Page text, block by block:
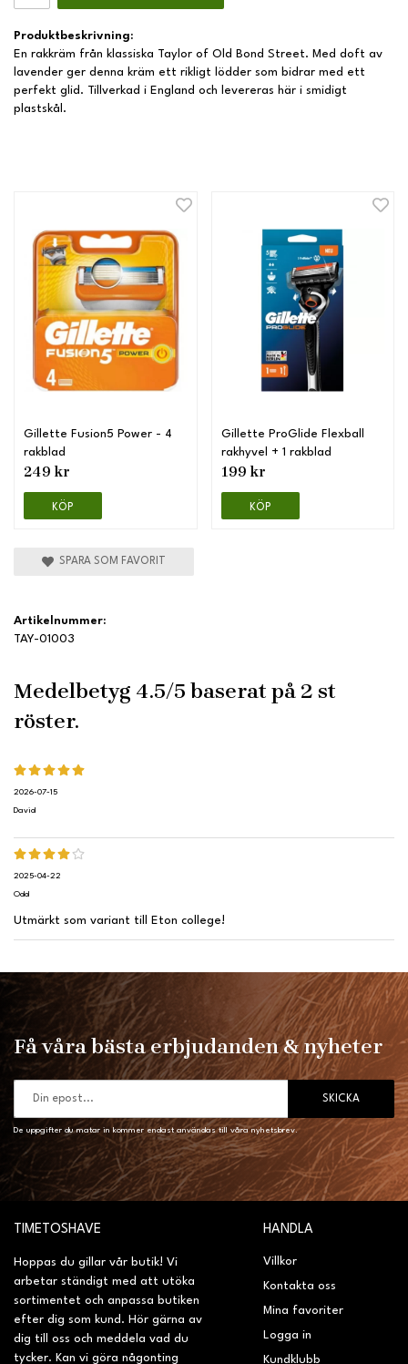
Produktbeskrivning:
En rakkräm från klassiska Taylor of Old Bond Street. Med doft av
lavender ger denna kräm ett rikligt lödder som bidrar med ett
perfekt glid. Tillverkad i England och levereras här i smidigt
plastskål.
Gillette Fusion5 Power - 4
rakblad
249 kr
KÖP
Gillette ProGlide Flexball
rakhyvel + 1 rakblad
199 kr
KÖP
SPARA SOM FAVORIT
Artikelnummer:
TAY-01003
Medelbetyg 4.5/5 baserat på 2 st
röster.
2026-07-15
David
2025-04-22
Odd
Utmärkt som variant till Eton college!
Få våra bästa erbjudanden & nyheter
SKICKA
De uppgifter du matar in kommer endast användas till våra nyhetsbrev.
TIMETOSHAVE
Hoppas du gillar vår butik! Vi
arbetar ständigt med att utöka
sortimentet och anpassa butiken
efter dig som kund. Hör gärna av
dig till oss och meddela vad du
tycker. Kan vi göra någonting
HANDLA
Villkor
Kontakta oss
Mina favoriter
Logga in
Kundklubb